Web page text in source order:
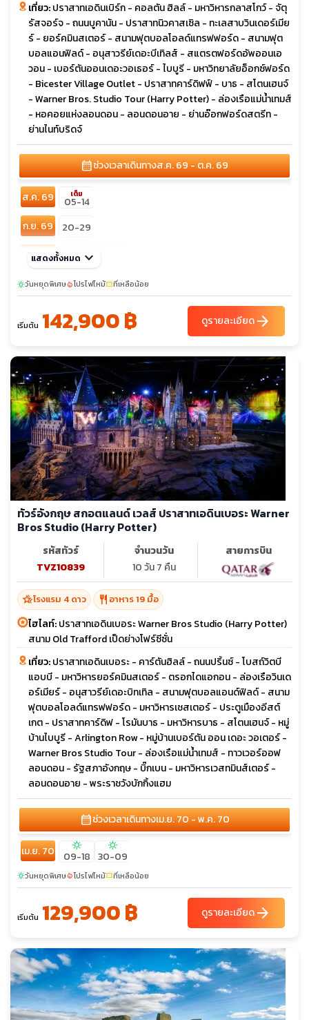
เที่ยว:ปราสาทเอดินเบิร์ก - คอลตัน ฮิลล์ - มหาวิหารกลาสโกว์ - จัตุ
รัสจอร์จ - ถนนบูคานัน - ปราสาทนิวคาสเซิล - ทะเลสาบวินเดอร์เมีย
ร์ - ยอร์คมินสเตอร์ - สนามฟุตบอลโอลด์แทรฟฟอร์ด - สนามฟุต
บอลแอนฟิลด์ - อนุสาวรีย์เดอะบีเทิลส์ - สแตรตฟอร์ดอัพออนเอ
วอน - เบอร์ตันออนเดอะวอเธอร์ - ไบบูรี - มหาวิทยาลัยอ็อกซ์ฟอร์ด
- Bicester Village Outlet - ปราสาทคาร์ดิฟฟ์ - บาธ - สโตนเฮนจ์
- Warner Bros. Studio Tour (Harry Potter) - ล่องเรือแม่น้ำเทมส์
- หอคอยแห่งลอนดอน - ลอนดอนอาย - ย่านอ๊อกฟอร์ดสตรีท -
ย่านไนท์บริดจ์
calendar_monthช่วงเวลาเดินทางส.ค. 69 - ต.ค. 69
ส.ค. 69 เต็ม
05-14
ก.ย. 69
20-29
ต.ค. 69
06-15
แสดงทั้งหมด keyboard_arrow_down
sunnyวันหยุดพิเศษlocal_fire_departmentโปรไฟไหม้confirmation_numberที่เหลือน้อย
เริ่มต้น 142,900 ฿ ดูรายละเอียดarrow_forward
ทัวร์อังกฤษ สกอตแลนด์ เวลส์ ปราสาทเอดินเบอระ Warner
Bros Studio (Harry Potter)
รหัสทัวร์
TVZ10839
จำนวนวัน
10 วัน 7 คืน
สายการบิน
hotel_classโรงแรม 4 ดาว restaurant อาหาร 19 มื้อ
ไฮไลท์:ปราสาทเอดินเบอระ Warner Bros Studio (Harry Potter)
สนาม Old Trafford เป็ดย่างโฟร์ซีซั่น
เที่ยว:ปราสาทเอดินเบอระ - คาร์ตันฮิลล์ - ถนนปริ้นซ์ - โบสถ์วิตบี
แอบบี - มหาวิหารยอร์คมินสเตอร์ - ตรอกไดแอกอน - ล่องเรือวินเด
อร์เมียร์ - อนุสาวรีย์เดอะบิทเทิล - สนามฟุตบอลแอนด์ฟิลด์ - สนาม
ฟุตบอลโอลด์แทรฟฟอร์ด - มหาวิหารเชสเตอร์ - ประตูเมืองอีสต์
เกต - ปราสาทคาร์ดิฟ - โรมันบาธ - มหาวิหารบาธ - สโตนเฮนจ์ - หมู่
บ้านไบบูรี - Arlington Row - หมู่บ้านเบอร์ตัน ออน เดอะ วอเตอร์ -
Warner Bros Studio Tour - ล่องเรือแม่น้ำเทมส์ - ทาวเวอร์ออฟ
ลอนดอน - รัฐสภาอังกฤษ - บิ๊กเบน - มหาวิหารเวสทมินส์เตอร์ -
ลอนดอนอาย - พระราชวังบักกิ้งแฮม
calendar_monthช่วงเวลาเดินทางเม.ย. 70 - พ.ค. 70
เม.ย. 70 sunny
09-18
sunny
30-09
sunnyวันหยุดพิเศษlocal_fire_departmentโปรไฟไหม้confirmation_numberที่เหลือน้อย
เริ่มต้น 129,900 ฿ ดูรายละเอียดarrow_forward